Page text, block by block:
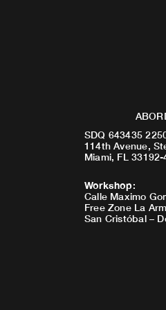
SDQ 643435
114th Avenue,
Miami, FL 33192-
Workshop:
Calle Maximo
Free Zone La
San Cristóbal –